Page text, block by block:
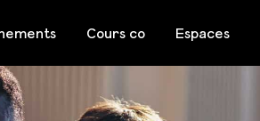
Cours co Espaces